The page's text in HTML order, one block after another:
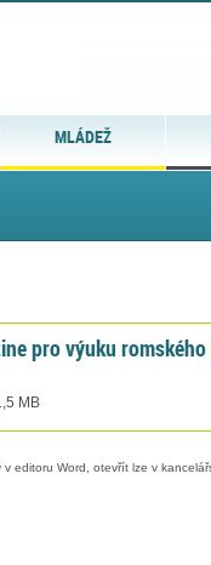
MLÁDEŽ
pro výuku romského
MB
editoru Word, otevřít lze v